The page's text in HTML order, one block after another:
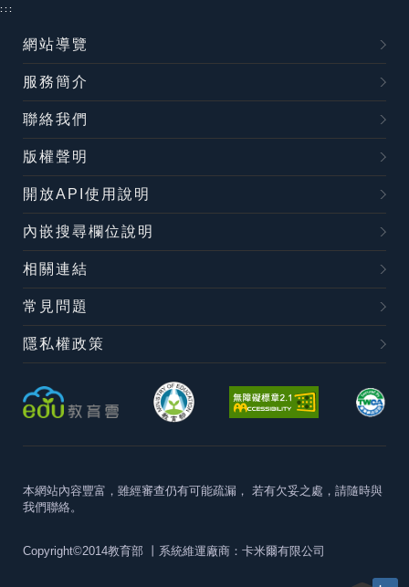
:::
網站導覽
服務簡介
聯絡我們
版權聲明
開放API使用說明
內嵌搜尋欄位說明
相關連結
常見問題
隱私權政策
本網站內容豐富，雖經審查仍有可能疏漏， 若有欠妥之處，請隨時與
我們聯絡。
Copyright©2014教育部 丨系統維運廠商：卡米爾有限公司